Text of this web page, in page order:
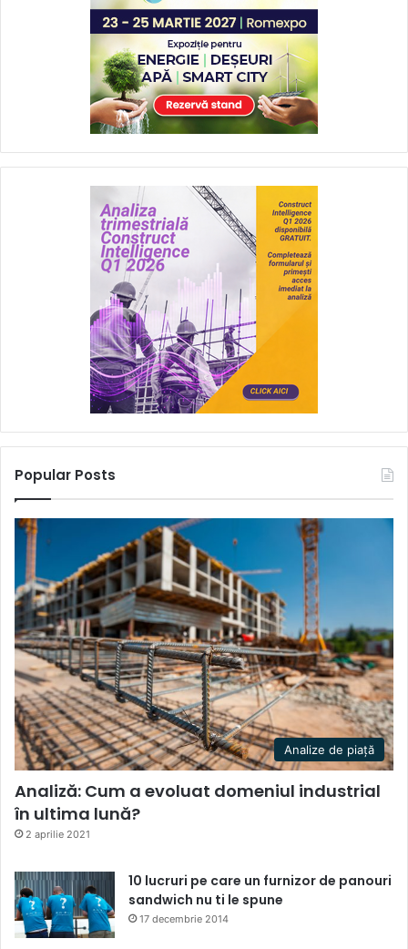
Popular Posts
Analize de piață
Analiză: Cum a evoluat domeniul industrial
în ultima lună?
2 aprilie 2021
10 lucruri pe care un furnizor de panouri
sandwich nu ti le spune
17 decembrie 2014